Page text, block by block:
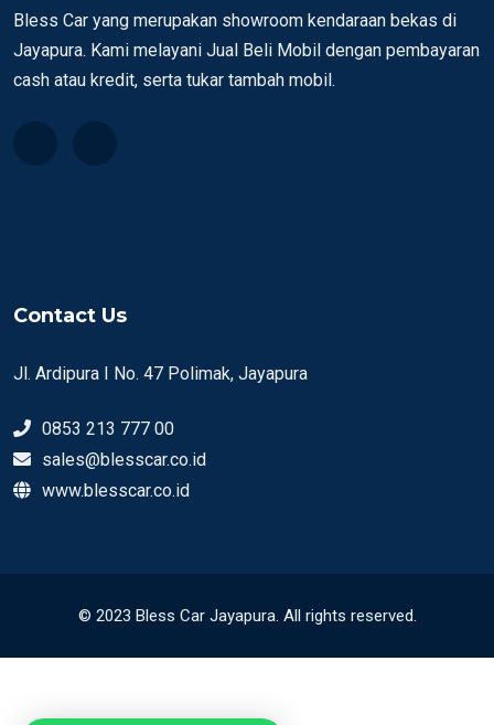
Bless Car yang merupakan showroom kendaraan bekas di
Jayapura. Kami melayani Jual Beli Mobil dengan pembayaran
cash atau kredit, serta tukar tambah mobil.
Contact Us
Jl. Ardipura I No. 47 Polimak, Jayapura
0853 213 777 00
sales@blesscar.co.id
www.blesscar.co.id
© 2023 Bless Car Jayapura. All rights reserved.